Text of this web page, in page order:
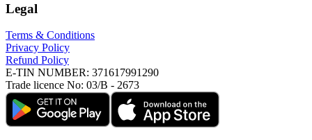
Legal
Terms & Conditions
Privacy Policy
Refund Policy
E-TIN NUMBER: 371617991290
Trade licence No: 03/B - 2673